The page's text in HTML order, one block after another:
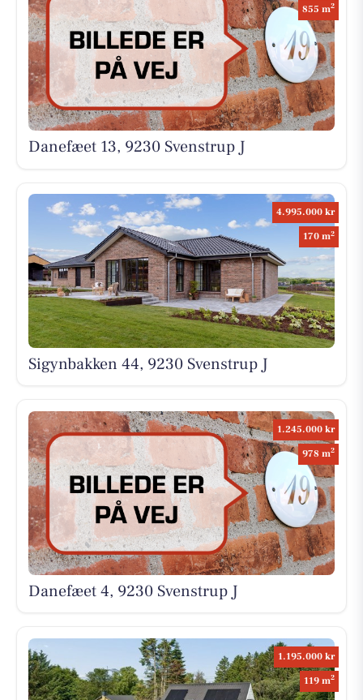
855 m2
Danefæet 13, 9230 Svenstrup J
4.995.000 kr
170 m2
Sigynbakken 44, 9230 Svenstrup J
1.245.000 kr
978 m2
Danefæet 4, 9230 Svenstrup J
1.195.000 kr
119 m2